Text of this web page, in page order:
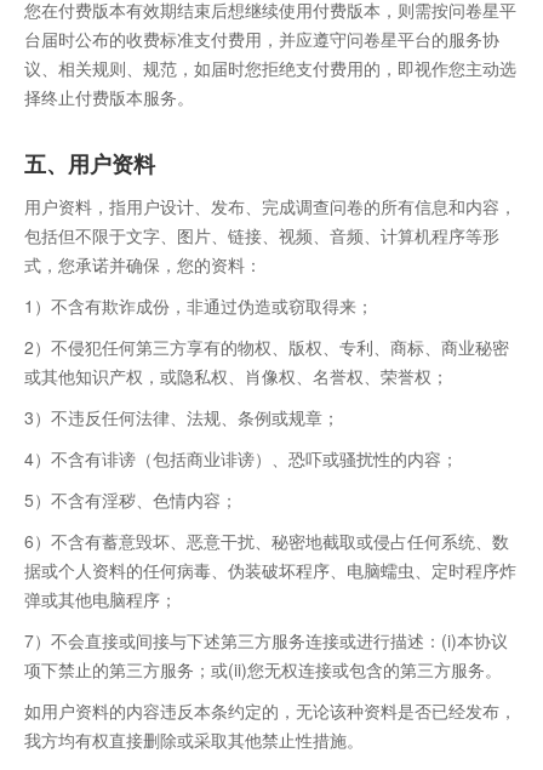
您在付费版本有效期结束后想继续使用付费版本，则需按问卷星平
台届时公布的收费标准支付费用，并应遵守问卷星平台的服务协
议、相关规则、规范，如届时您拒绝支付费用的，即视作您主动选
择终止付费版本服务。
五、用户资料
用户资料，指用户设计、发布、完成调查问卷的所有信息和内容，
包括但不限于文字、图片、链接、视频、音频、计算机程序等形
式，您承诺并确保，您的资料：
1）不含有欺诈成份，非通过伪造或窃取得来；
2）不侵犯任何第三方享有的物权、版权、专利、商标、商业秘密
或其他知识产权，或隐私权、肖像权、名誉权、荣誉权；
3）不违反任何法律、法规、条例或规章；
4）不含有诽谤（包括商业诽谤）、恐吓或骚扰性的内容；
5）不含有淫秽、色情内容；
6）不含有蓄意毁坏、恶意干扰、秘密地截取或侵占任何系统、数
据或个人资料的任何病毒、伪装破坏程序、电脑蠕虫、定时程序炸
弹或其他电脑程序；
7）不会直接或间接与下述第三方服务连接或进行描述：(i)本协议
项下禁止的第三方服务；或(ii)您无权连接或包含的第三方服务。
如用户资料的内容违反本条约定的，无论该种资料是否已经发布，
我方均有权直接删除或采取其他禁止性措施。